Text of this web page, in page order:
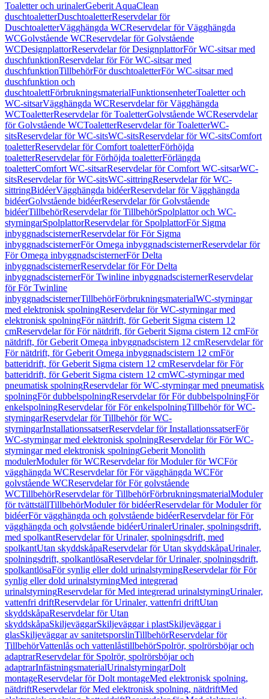
Toaletter och urinalerGeberit AquaClean
duschtoaletterDuschtoaletterReservdelar för
DuschtoaletterVägghängda WCReservdelar för Vägghängda
WCGolvstående WCReservdelar för Golvstående
WCDesignplattorReservdelar för DesignplattorFör WC-sitsar med
duschfunktionReservdelar för För WC-sitsar med
duschfunktionTillbehörFör duschtoaletterFör WC-sitsar med
duschfunktion och
duschtoalettFörbrukningsmaterialFunktionsenheterToaletter och
WC-sitsarVägghängda WCReservdelar för Vägghängda
WCToaletterReservdelar för ToaletterGolvstående WCReservdelar
för Golvstående WCToaletterReservdelar för ToaletterWC-
sitsReservdelar för WC-sitsWC-sitsReservdelar för WC-sitsComfort
toaletterReservdelar för Comfort toaletterFörhöjda
toaletterReservdelar för Förhöjda toaletterFörlängda
toaletterComfort WC-sitsarReservdelar för Comfort WC-sitsarWC-
sitsReservdelar för WC-sitsWC-sittringReservdelar för WC-
sittringBidéerVägghängda bidéerReservdelar för Vägghängda
bidéerGolvstående bidéerReservdelar för Golvstående
bidéerTillbehörReservdelar för TillbehörSpolplattor och WC-
styrningarSpolplattorReservdelar för SpolplattorFör Sigma
inbyggnadscisternerReservdelar för För Sigma
inbyggnadscisternerFör Omega inbyggnadscisternerReservdelar för
För Omega inbyggnadscisternerFör Delta
inbyggnadscisternerReservdelar för För Delta
inbyggnadscisternerFör Twinline inbyggnadscisternerReservdelar
för För Twinline
inbyggnadscisternerTillbehörFörbrukningsmaterialWC-styrningar
med elektronisk spolningReservdelar för WC-styrningar med
elektronisk spolningFör nätdrift, för Geberit Sigma cistern 12
cmReservdelar för För nätdrift, för Geberit Sigma cistern 12 cmFör
nätdrift, för Geberit Omega inbyggnadscistern 12 cmReservdelar för
För nätdrift, för Geberit Omega inbyggnadscistern 12 cmFör
batteridrift, för Geberit Sigma cistern 12 cmReservdelar för För
batteridrift, för Geberit Sigma cistern 12 cmWC-styrningar med
pneumatisk spolningReservdelar för WC-styrningar med pneumatisk
spolningFör dubbelspolningReservdelar för För dubbelspolningFör
enkelspolningReservdelar för För enkelspolningTillbehör för WC-
styrningarReservdelar för Tillbehör för WC-
styrningarInstallationssatserReservdelar för InstallationssatserFör
WC-styrningar med elektronisk spolningReservdelar för För WC-
styrningar med elektronisk spolningGeberit Monolith
modulerModuler för WCReservdelar för Moduler för WCFör
vägghängda WCReservdelar för För vägghängda WCFör
golvstående WCReservdelar för För golvstående
WCTillbehörReservdelar för TillbehörFörbrukningsmaterialModuler
för tvättställTillbehörModuler för bidéerReservdelar för Moduler för
bidéerFör vägghängda och golvstående bidéerReservdelar för För
vägghängda och golvstående bidéerUrinalerUrinaler, spolningsdrift,
med spolkantReservdelar för Urinaler, spolningsdrift, med
spolkantUtan skyddskåpaReservdelar för Utan skyddskåpaUrinaler,
spolningsdrift, spolkantlösaReservdelar för Urinaler, spolningsdrift,
spolkantlösaFör synlig eller dold urinalstyrningReservdelar för För
synlig eller dold urinalstyrningMed integrerad
urinalstyrningReservdelar för Med integrerad urinalstyrningUrinaler,
vattenfri driftReservdelar för Urinaler, vattenfri driftUtan
skyddskåpaReservdelar för Utan
skyddskåpaSkiljeväggarSkiljeväggar i plastSkiljeväggar i
glasSkiljeväggar av sanitetsporslinTillbehörReservdelar för
TillbehörVattenlås och vattenlåstillbehörSpolrör, spolrörsböjar och
adaptrarReservdelar för Spolrör, spolrörsböjar och
adaptrarInfästningsmaterialUrinalstyrningarDolt
montageReservdelar för Dolt montageMed elektronisk spolning,
nätdriftReservdelar för Med elektronisk spolning, nätdriftMed